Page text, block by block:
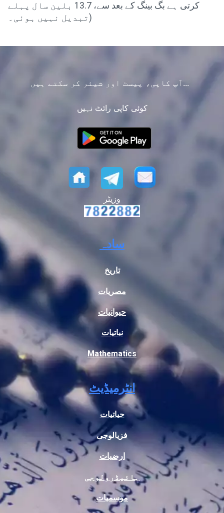
کرتی ہے بگ بینگ کے بعد سے، 13.7 بلین سال پہلے
تبدیل نہیں ہوئی۔)
آپ کاپی، پیسٹ اور شیئر کر سکتے ہیں...
کوئی کاپی رائٹ نہیں
وزیٹر
سادہ
تاریخ
مصریات
حیوانیات
نباتیات
Mathematics
انٹرمیڈیٹ
حیاتیات
فزیالوجی
ارضیات
ہائیڈرولوجی
موسمیات